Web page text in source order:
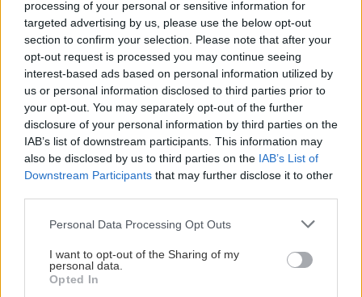
processing of your personal or sensitive information for
targeted advertising by us, please use the below opt-out
section to confirm your selection. Please note that after your
opt-out request is processed you may continue seeing
interest-based ads based on personal information utilized by
us or personal information disclosed to third parties prior to
your opt-out. You may separately opt-out of the further
disclosure of your personal information by third parties on the
IAB’s list of downstream participants. This information may
also be disclosed by us to third parties on the IAB’s List of
Downstream Participants that may further disclose it to other
Please note that this website/app uses one or more Google
not limited to your visit or usage behaviour. You may click to
grant or deny consent to Google and its third-party tags to
use your data for below specified purposes in below Google
Personal Data Processing Opt Outs
I want to opt-out of the Sharing of my
personal data.
Opted In
Trondheim har han nå valgt å legge skøytene på hylla.
Etter ti år i Nidaros Hockey og 23 år i trøndersk hockey
har jeg valgt å legge skøytene på hylla. Det har ikke vært et
lett valg, men alt har sin slutt, og det føles riktig,sier han.
Leangen har vært hans andre hjem
Ole Christian har tilbrakt store deler av livet i Leangen
ishall. Gjennom junior- og seniorhockeyen har hallen
vært rammen rundt utallige treninger, kamper, vennskap
og minner.
Leangen ishall har vært mitt andre hjem i over 20 år. Det
er et utrolig fint miljø, og det er skapt minner i hallen som
jeg vil ta med meg resten av livet